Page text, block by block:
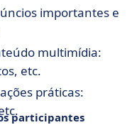
importantes e
multimídia:
etc.
práticas:
participantes